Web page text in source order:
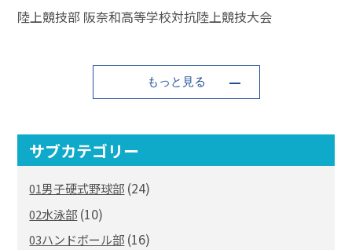
陸上競技部 阪奈和高等学校対抗陸上競技大会
もっと見る
サブカテゴリー
01男子硬式野球部 (24)
02水泳部 (10)
03ハンドボール部 (16)